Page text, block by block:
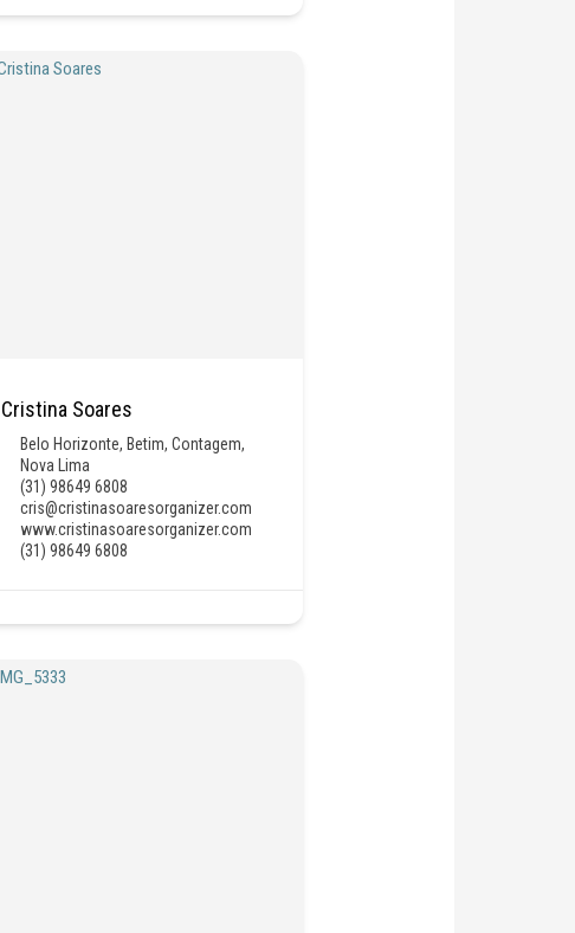
Cristina Soares
Belo Horizonte, Betim,Contagem,
Nova Lima
(31) 98649 6808
cris@cristinasoaresorganizer.com
www.cristinasoaresorganizer.com
(31) 98649 6808